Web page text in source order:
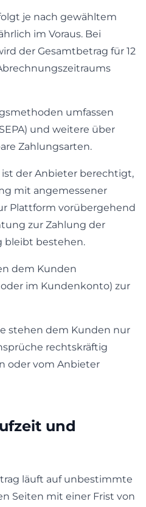
je nach gewähltem
im Voraus. Bei
der Gesamtbetrag für 12
umfassen
und weitere über
Zahlungsarten.
der Anbieter berechtigt,
mit angemessener
Plattform vorübergehend
zur Zahlung der
bleibt bestehen.
dem Kunden
im Kundenkonto) zur
stehen dem Kunden nur
rechtskräftig
oder vom Anbieter
und
läuft auf unbestimmte
Seiten mit einer Frist von